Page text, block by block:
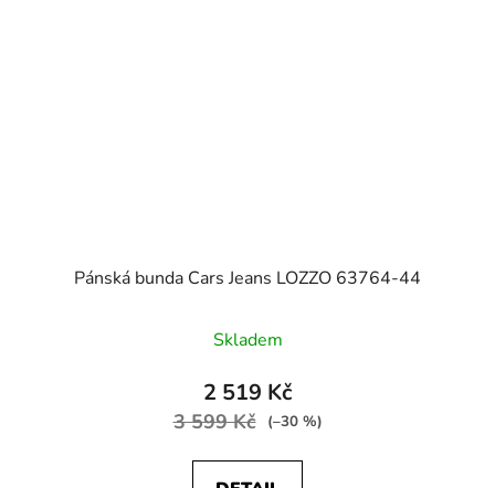
Pánská bunda Cars Jeans LOZZO 63764-44
Skladem
2 519 Kč
3 599 Kč (–30 %)